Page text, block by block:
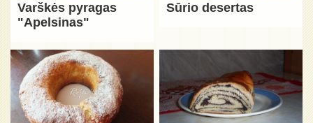
Varškės pyragas
"Apelsinas"
Sūrio desertas